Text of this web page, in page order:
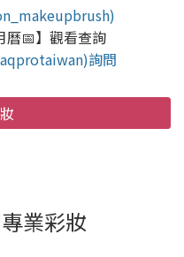
曆📅】觀看查詢
詢問
業彩妝